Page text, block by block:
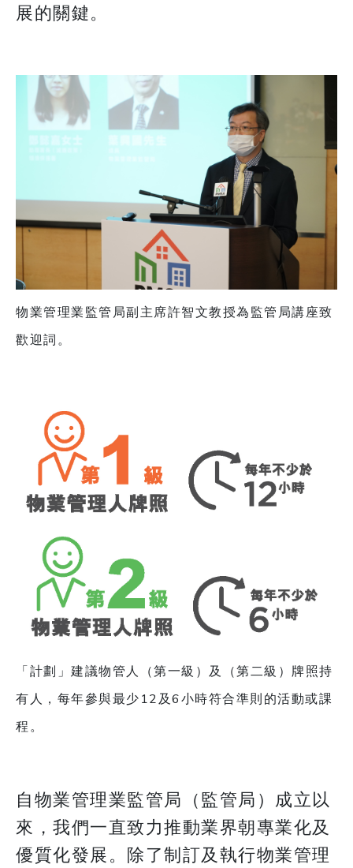
展的關鍵。
物業管理業監管局副主席許智文教授為監管局講座致
歡迎詞。
「計劃」建議物管人（第一級）及（第二級）牌照持
有人，每年參與最少12及6小時符合準則的活動或課
程。
自物業管理業監管局（監管局）成立以
來，我們一直致力推動業界朝專業化及
優質化發展。除了制訂及執行物業管理